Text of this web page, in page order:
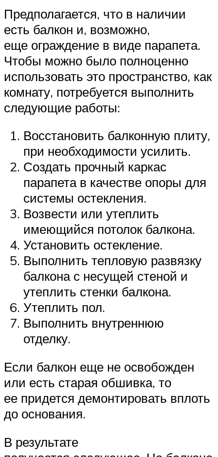
Предполагается, что в наличии
есть балкон и, возможно,
еще ограждение в виде парапета.
Чтобы можно было полноценно
использовать это пространство, как
комнату, потребуется выполнить
следующие работы:
Восстановить балконную плиту,
при необходимости усилить.
Создать прочный каркас
парапета в качестве опоры для
системы остекления.
Возвести или утеплить
имеющийся потолок балкона.
Установить остекление.
Выполнить тепловую развязку
балкона с несущей стеной и
утеплить стенки балкона.
Утеплить пол.
Выполнить внутреннюю
отделку.
Если балкон еще не освобожден
или есть старая обшивка, то
ее придется демонтировать вплоть
до основания.
В результате